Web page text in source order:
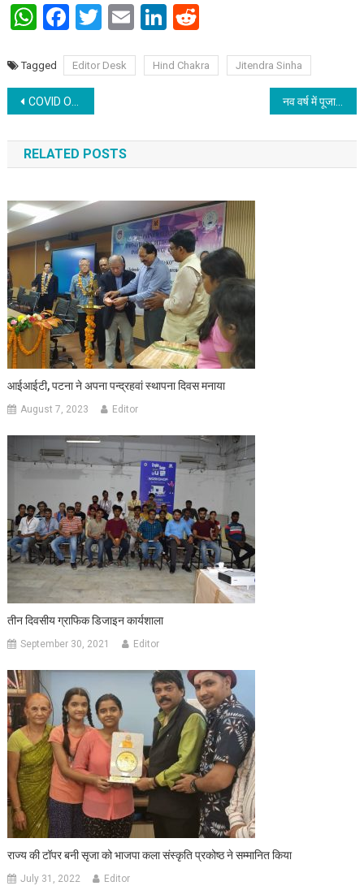
WhatsApp
Facebook
Twitter
EmailLinkedIn
Reddit
Tagged Editor Desk Hind Chakra Jitendra Sinha
Post navigation
COVID Omicron XBB कोरोना वायरस के मरीजों में स्पष्ट लक्षण नहीं दिखता नव वर्ष में पूजा- आराधना से ग्रह गोचर दूर करने के उपाय
RELATED POSTS
आईआईटी, पटना ने अपना पन्द्रहवां स्थापना दिवस मनाया
August 7, 2023 Editor
तीन दिवसीय ग्राफिक डिजाइन कार्यशाला
September 30, 2021 Editor
राज्य की टॉपर बनी सृजा को भाजपा कला संस्कृति प्रकोष्ठ ने सम्मानित किया
July 31, 2022 Editor